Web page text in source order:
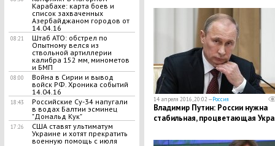
Карабахе: карта боев и
список захваченных
Азербайджаном городов от
14.04.16
08:21
Штаб АТО: обстрел по
Опытному велся из
ствольной артиллерии
калибра 152 мм, минометов
и БМП
08:00
Война в Сирии и вывод
войск РФ. Хроника событий
14.04.16
18:43
Российские Су-34 напугали
в водах Балтии эсминец
"Дональд Кук"
17:26
США ставят ультиматум
Украине и хотят прекратить
военную помощь с июля
14 апреля 2016, 20:02 —Россия
Владимир Путин: России нужна
стабильная, процветающая